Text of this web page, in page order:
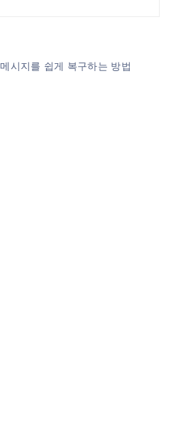
시지를 쉽게 복구하는 방법